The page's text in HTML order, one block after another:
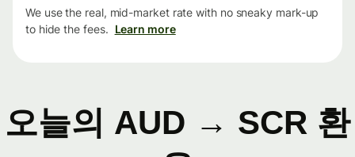
We use the real, mid-market rate with no sneaky mark-up
to hide the fees. Learn more
오늘의 AUD → SCR 환